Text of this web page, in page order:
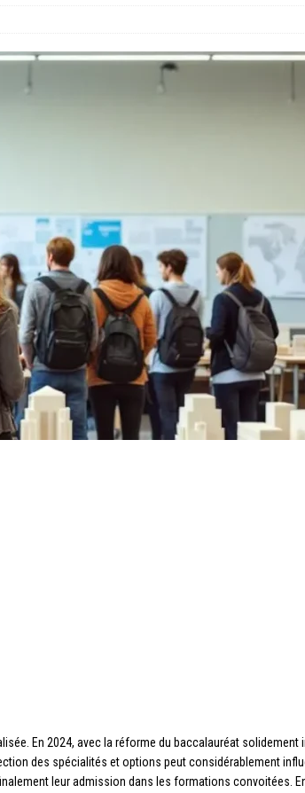
En 2024, avec la réforme du baccalauréat
des spécialités et options peut considérablement
leur admission dans les formations convoitées.